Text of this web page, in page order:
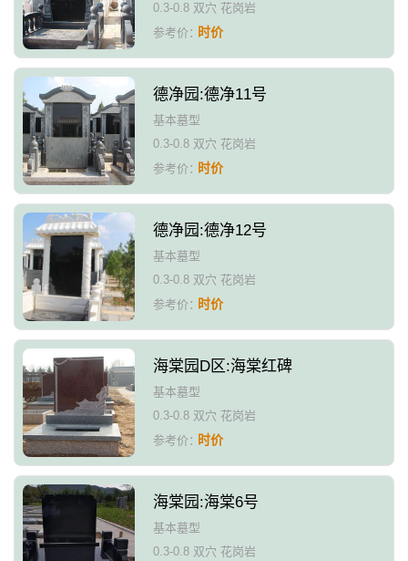
0.3-0.8 双穴 花岗岩
参考价：时价
德净园:德净11号
基本墓型
0.3-0.8 双穴 花岗岩
参考价：时价
德净园:德净12号
基本墓型
0.3-0.8 双穴 花岗岩
参考价：时价
海棠园D区:海棠红碑
基本墓型
0.3-0.8 双穴 花岗岩
参考价：时价
海棠园:海棠6号
基本墓型
0.3-0.8 双穴 花岗岩